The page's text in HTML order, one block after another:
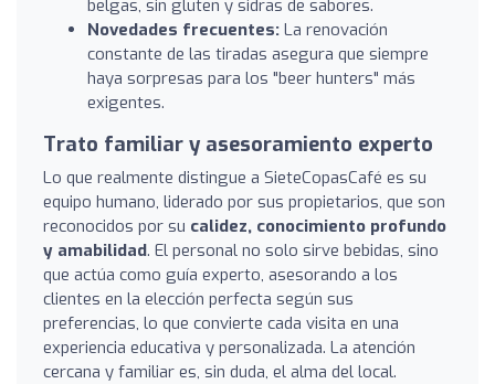
belgas, sin gluten y sidras de sabores.
Novedades frecuentes: La renovación
constante de las tiradas asegura que siempre
haya sorpresas para los "beer hunters" más
exigentes.
Trato familiar y asesoramiento experto
Lo que realmente distingue a SieteCopasCafé es su
equipo humano, liderado por sus propietarios, que son
reconocidos por su calidez, conocimiento profundo
y amabilidad. El personal no solo sirve bebidas, sino
que actúa como guía experto, asesorando a los
clientes en la elección perfecta según sus
preferencias, lo que convierte cada visita en una
experiencia educativa y personalizada. La atención
cercana y familiar es, sin duda, el alma del local.